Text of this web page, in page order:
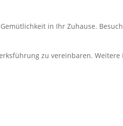
in Ihr Zuhause.
zu vereinbaren.